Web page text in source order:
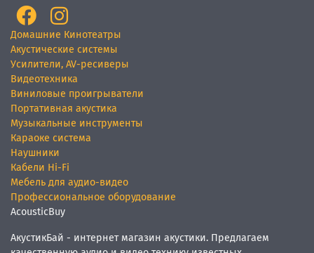
Домашние Кинотеатры
Акустические системы
Усилители, AV-ресиверы
Видеотехника
Виниловые проигрыватели
Портативная акустика
Музыкальные инструменты
Караоке система
Наушники
Кабели Hi-Fi
Мебель для аудио-видео
Профессиональное оборудование
AcousticBuy
АкустикБай - интернет магазин акустики. Предлагаем